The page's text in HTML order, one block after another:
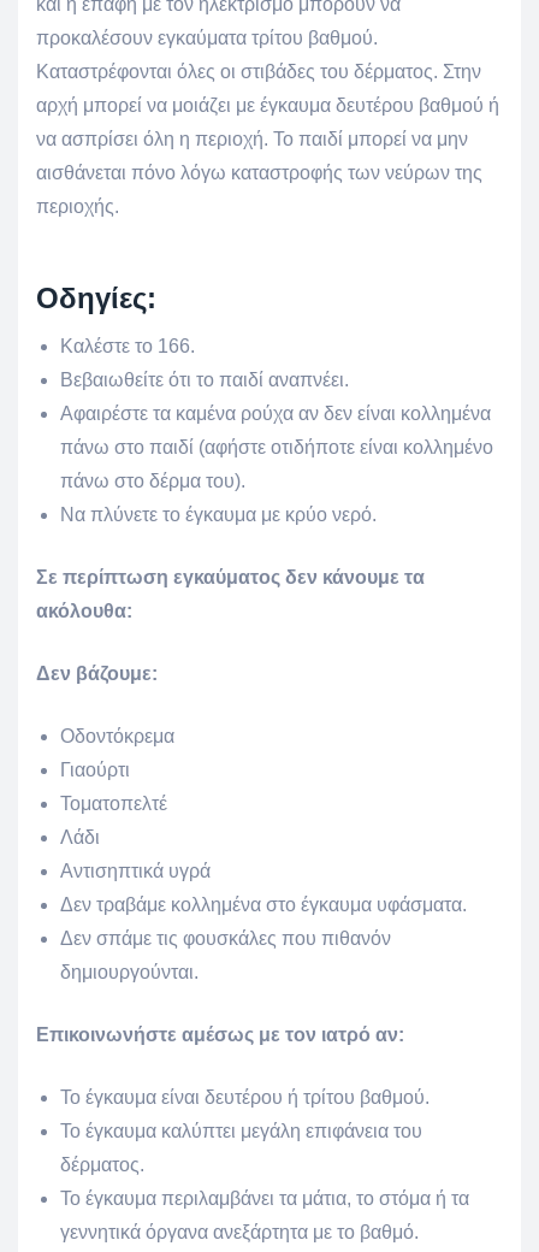
προκαλέσουν εγκαύματα τρίτου βαθμού.
Καταστρέφονται όλες οι στιβάδες του δέρματος. Στην
αρχή μπορεί να μοιάζει με έγκαυμα δευτέρου βαθμού ή
να ασπρίσει όλη η περιοχή. Το παιδί μπορεί να μην
αισθάνεται πόνο λόγω καταστροφής των νεύρων της
περιοχής.
Οδηγίες:
Καλέστε το 166.
Βεβαιωθείτε ότι το παιδί αναπνέει.
Αφαιρέστε τα καμένα ρούχα αν δεν είναι κολλημένα
πάνω στο παιδί (αφήστε οτιδήποτε είναι κολλημένο
πάνω στο δέρμα του).
Να πλύνετε το έγκαυμα με κρύο νερό.
Σε περίπτωση εγκαύματος δεν κάνουμε τα
ακόλουθα:
Δεν βάζουμε:
Οδοντόκρεμα
Γιαούρτι
Τοματοπελτέ
Λάδι
Αντισηπτικά υγρά
Δεν τραβάμε κολλημένα στο έγκαυμα υφάσματα.
Δεν σπάμε τις φουσκάλες που πιθανόν
δημιουργούνται.
Επικοινωνήστε αμέσως με τον ιατρό αν:
Το έγκαυμα είναι δευτέρου ή τρίτου βαθμού.
Το έγκαυμα καλύπτει μεγάλη επιφάνεια του
δέρματος.
Το έγκαυμα περιλαμβάνει τα μάτια, το στόμα ή τα
γεννητικά όργανα ανεξάρτητα με το βαθμό.